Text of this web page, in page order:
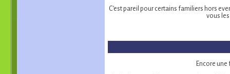
C’est pareil pour certains familiers hors
vous
Encore